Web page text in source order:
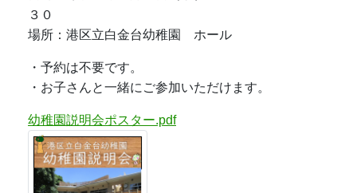
令和８年度入園募集について
現在、３歳児、４歳児ともに定員に空きがありま